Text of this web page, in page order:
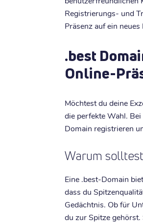
Registrierungs- und
Präsenz auf ein neues
.best
Online-
Möchtest du deine
die perfekte Wahl.
Domain registrieren
Warum
Eine .best-Domain
dass du
Gedächtnis. Ob für
du zur Spitze